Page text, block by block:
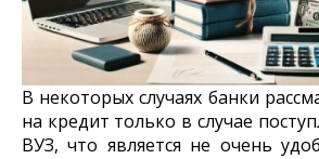
В некоторых случаях банки
на кредит только в случае
ВУЗ, что является не очень